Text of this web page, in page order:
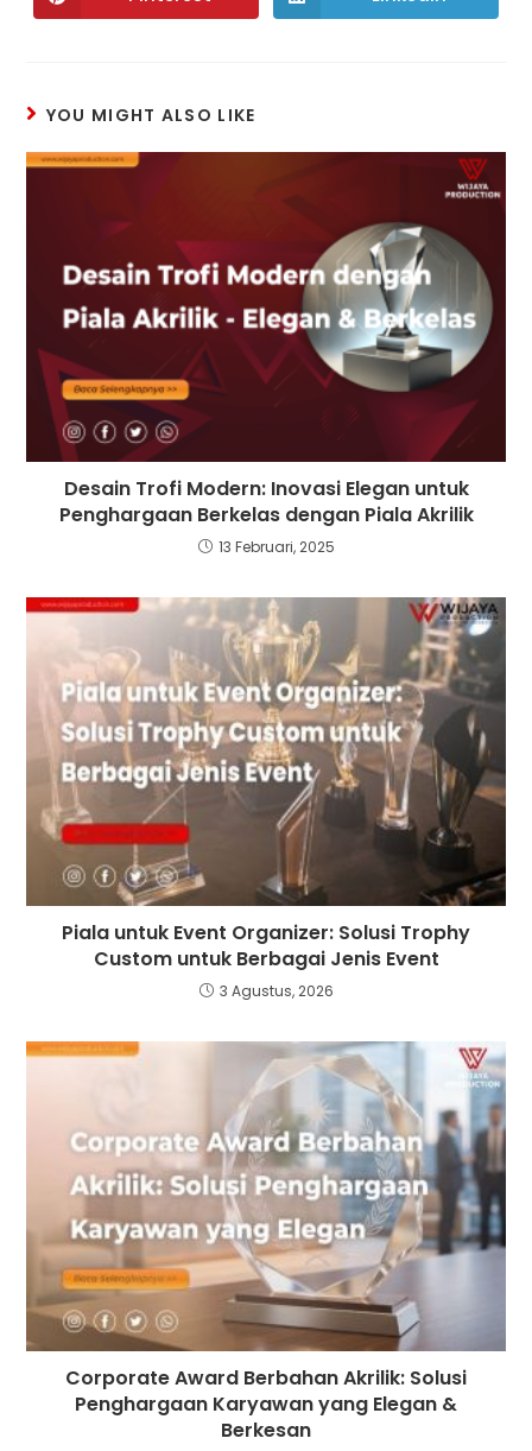
YOU MIGHT ALSO LIKE
Desain Trofi Modern: Inovasi Elegan untuk
Penghargaan Berkelas dengan Piala Akrilik
13 Februari, 2025
Piala untuk Event Organizer: Solusi Trophy
Custom untuk Berbagai Jenis Event
3 Agustus, 2026
Corporate Award Berbahan Akrilik: Solusi
Penghargaan Karyawan yang Elegan &
Berkesan